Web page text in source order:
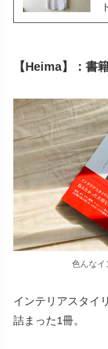
ト
【Heima】：書
色んなイ
インテリアスタイ
詰まった1冊。